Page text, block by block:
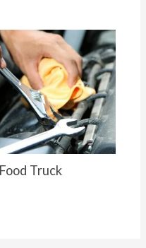
Truck